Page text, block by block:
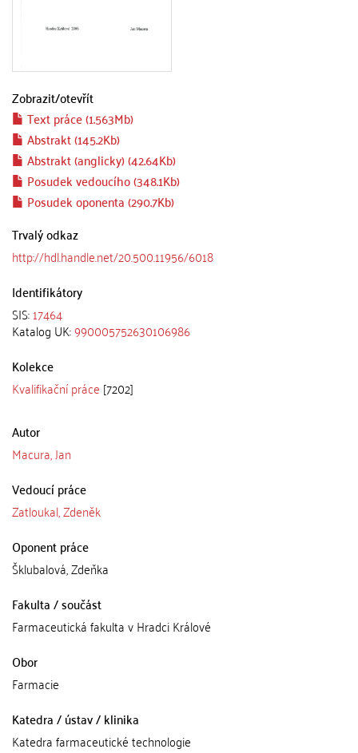
Zobrazit/otevřít
Text práce (1.563Mb)
Abstrakt (145.2Kb)
Abstrakt (anglicky) (42.64Kb)
Posudek vedoucího (348.1Kb)
Posudek oponenta (290.7Kb)
Trvalý odkaz
http://hdl.handle.net/20.500.11956/6018
Identifikátory
SIS:17464
Katalog UK:990005752630106986
Kolekce
Kvalifikační práce [7202]
Autor
Macura, Jan
Vedoucí práce
Zatloukal, Zdeněk
Oponent práce
Šklubalová, Zdeňka
Fakulta / součást
Farmaceutická fakulta v Hradci Králové
Obor
Farmacie
Katedra / ústav / klinika
Katedra farmaceutické technologie